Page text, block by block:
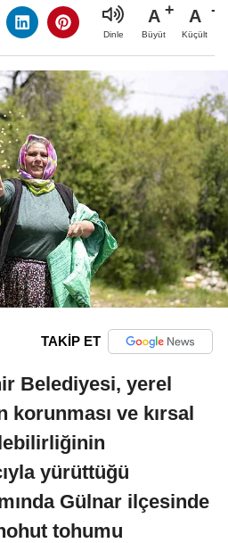
Dinle
A
Büyüt
A
Küçült
TAKİP ET
Belediyesi, yerel
ve kırsal
yürüttüğü
Gülnar ilçesinde
tohumu